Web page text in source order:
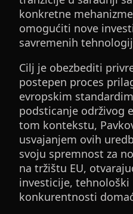
konkretne
omogućiti nove
savremenih
Cilj je obezbediti
postepen proces
evropskim
podsticanje održivog
tom kontekstu,
usvajanjem ovih
svoju spremnost za
na tržištu EU,
investicije, tehnološki
konkurentnosti